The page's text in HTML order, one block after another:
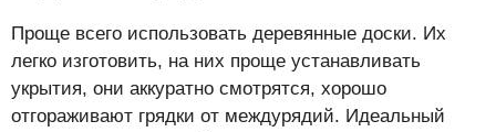
Проще всего использовать деревянные доски. Их
легко изготовить, на них проще устанавливать
укрытия, они аккуратно смотрятся, хорошо
отгораживают грядки от междурядий. Идеальный